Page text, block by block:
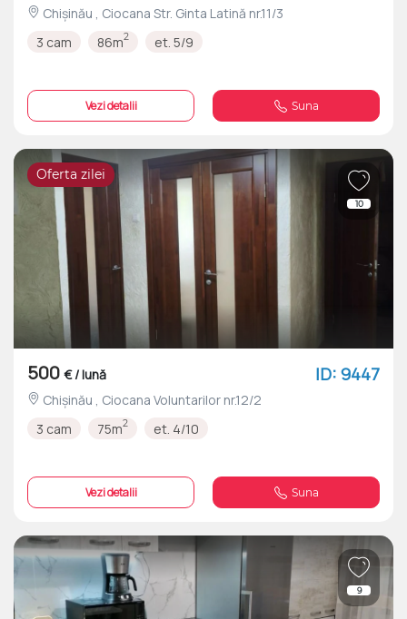
Chișinău , Ciocana Str. Ginta Latină nr.11/3
3 cam
86m2 et. 5/9
Vezi detalii Suna
10
Oferta zilei
500 € / lună ID: 9447
Chișinău , Ciocana Voluntarilor nr.12/2
3 cam
75m2 et. 4/10
Vezi detalii Suna
9